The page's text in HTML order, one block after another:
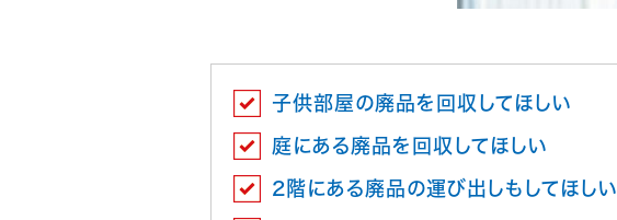
子供部屋の廃品を回収してほしい
庭にある廃品を回収してほしい
2階にある廃品の運び出しもしてほしい